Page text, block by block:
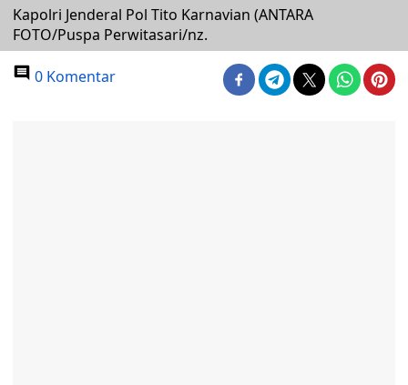
Kapolri Jenderal Pol Tito Karnavian (ANTARA
FOTO/Puspa Perwitasari/nz.
0 Komentar